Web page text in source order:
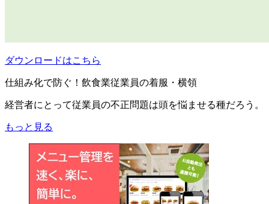
ダウンロードはこちら
仕組み化で防ぐ！飲食業従業員の着服・横領
経営者にとって従業員の不正問題は頭を悩ませる種だろう。
もっと見る